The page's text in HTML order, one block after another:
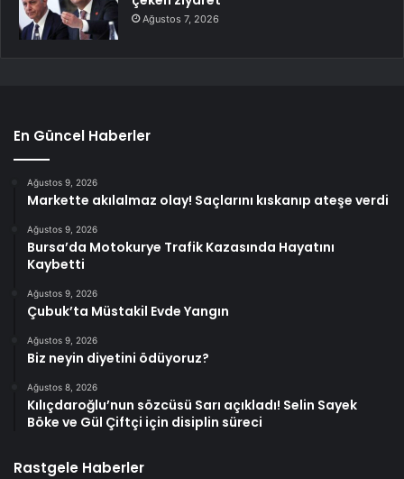
Ağustos 7, 2026
En Güncel Haberler
Ağustos 9, 2026
Markette akılalmaz olay! Saçlarını kıskanıp ateşe verdi
Ağustos 9, 2026
Bursa’da Motokurye Trafik Kazasında Hayatını
Kaybetti
Ağustos 9, 2026
Çubuk’ta Müstakil Evde Yangın
Ağustos 9, 2026
Biz neyin diyetini ödüyoruz?
Ağustos 8, 2026
Kılıçdaroğlu’nun sözcüsü Sarı açıkladı! Selin Sayek
Böke ve Gül Çiftçi için disiplin süreci
Rastgele Haberler